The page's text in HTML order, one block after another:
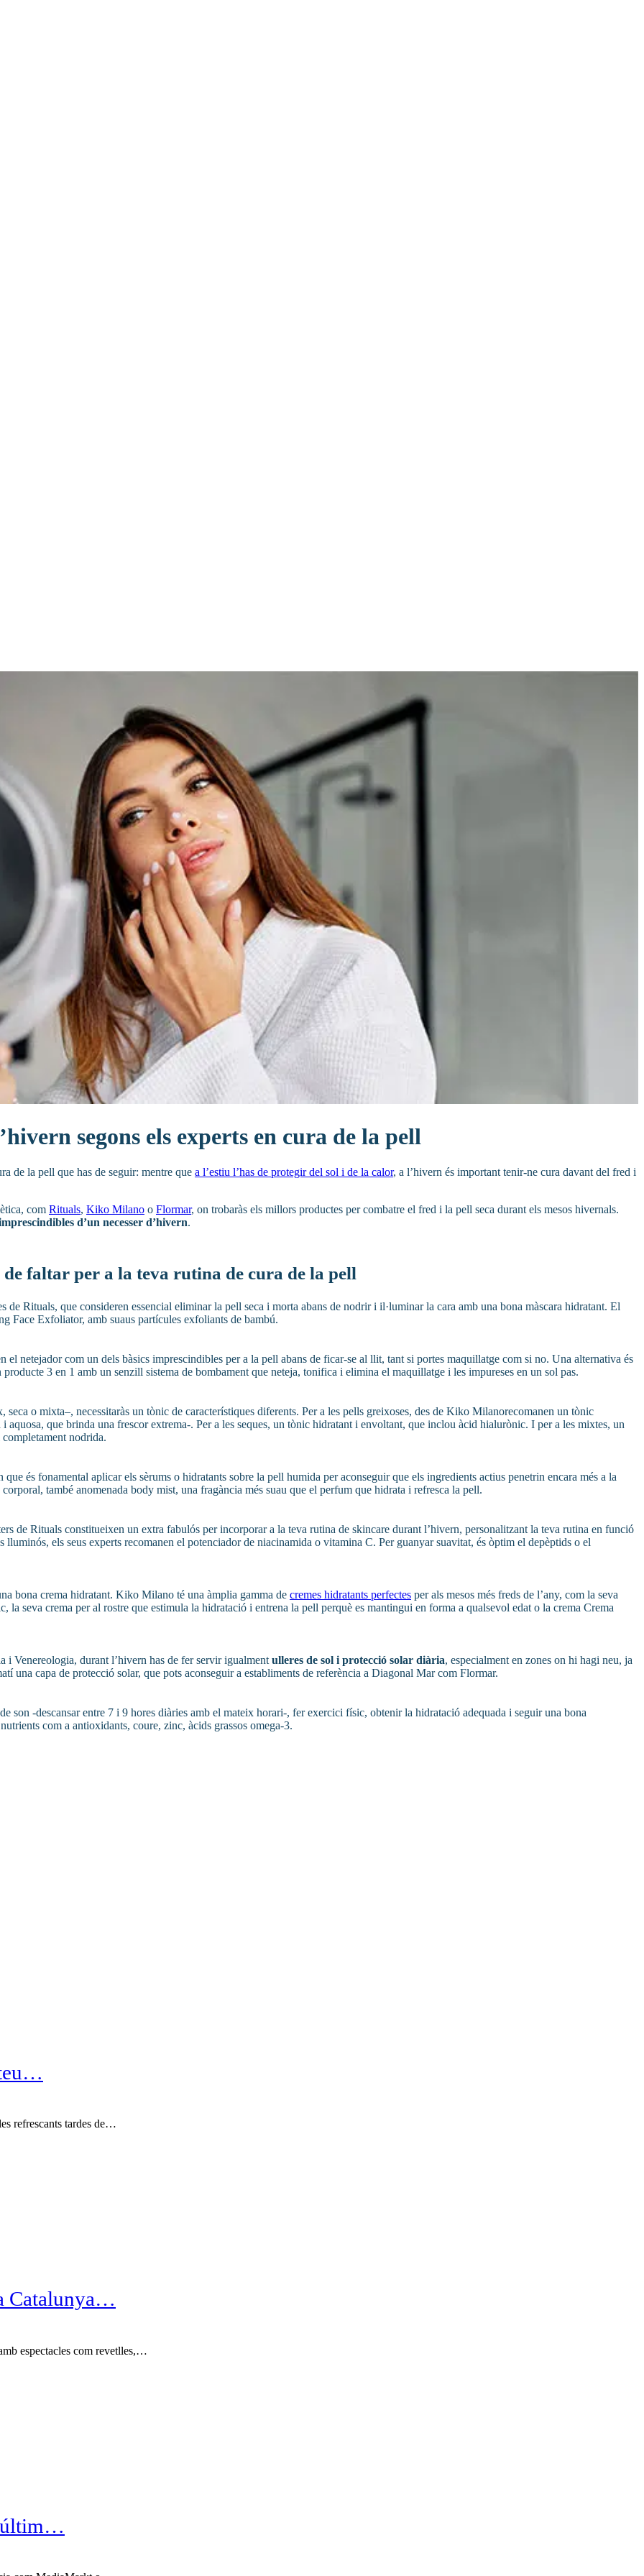
segons els experts en cura de la pell
de la pell que has de seguir: mentre que a l’estiu l’has de protegir del sol i de la calor, a l’hivern és important tenir-ne cura davant del fred i
com Rituals, Kiko Milano o Flormar, on trobaràs els millors productes per combatre el fred i la pell seca durant els mesos hivernals.
d’un necesser d’hivern.
de faltar per a la teva rutina de cura de la pell
de Rituals, que consideren essencial eliminar la pell seca i morta abans de nodrir i il·luminar la cara amb una bona màscara hidratant. El
Face Exfoliator, amb suaus partícules exfoliants de bambú.
el netejador com un dels bàsics imprescindibles per a la pell abans de ficar-se al llit, tant si portes maquillatge com si no. Una alternativa és
3 en 1 amb un senzill sistema de bombament que neteja, tonifica i elimina el maquillatge i les impureses en un sol pas.
seca o mixta–, necessitaràs un tònic de característiques diferents. Per a les pells greixoses, des de Kiko Milanorecomanen un tònic
aquosa, que brinda una frescor extrema-. Per a les seques, un tònic hidratant i envoltant, que inclou àcid hialurònic. I per a les mixtes, un
nodrida.
és fonamental aplicar els sèrums o hidratants sobre la pell humida per aconseguir que els ingredients actius penetrin encara més a la
també anomenada body mist, una fragància més suau que el perfum que hidrata i refresca la pell.
de Rituals constitueixen un extra fabulós per incorporar a la teva rutina de skincare durant l’hivern, personalitzant la teva rutina en funció
lluminós, els seus experts recomanen el potenciador de niacinamida o vitamina C. Per guanyar suavitat, és òptim el depèptids o el
bona crema hidratant. Kiko Milano té una àmplia gamma de cremes hidratants perfectes per als mesos més freds de l’any, com la seva
seva crema per al rostre que estimula la hidratació i entrena la pell perquè es mantingui en forma a qualsevol edat o la crema Crema
i Venereologia, durant l’hivern has de fer servir igualment ulleres de sol i protecció solar diària, especialment en zones on hi hagi neu, ja
una capa de protecció solar, que pots aconseguir a establiments de referència a Diagonal Mar com Flormar.
son -descansar entre 7 i 9 hores diàries amb el mateix horari-, fer exercici físic, obtenir la hidratació adequada i seguir una bona
com a antioxidants, coure, zinc, àcids grassos omega-3.
refrescants tardes de…
Catalunya…
espectacles com revetlles,…